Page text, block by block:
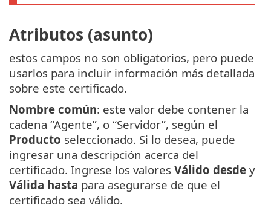
Atributos (asunto)
estos campos no son obligatorios, pero puede
usarlos para incluir información más detallada
sobre este certificado.
Nombre común: este valor debe contener la
cadena “Agente”, o “Servidor”, según el
Producto seleccionado. Si lo desea, puede
ingresar una descripción acerca del
certificado. Ingrese los valores Válido desde y
Válida hasta para asegurarse de que el
certificado sea válido.